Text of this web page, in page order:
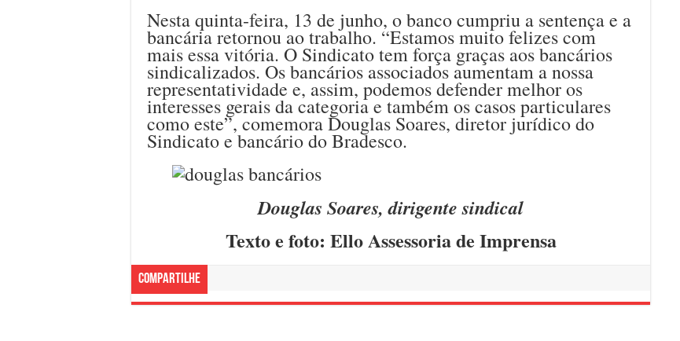
Nesta quinta-feira, 13 de junho, o banco cumpriu a sentença e a
bancária retornou ao trabalho. “Estamos muito felizes com
mais essa vitória. O Sindicato tem força graças aos bancários
sindicalizados. Os bancários associados aumentam a nossa
representatividade e, assim, podemos defender melhor os
interesses gerais da categoria e também os casos particulares
como este”, comemora Douglas Soares, diretor jurídico do
Sindicato e bancário do Bradesco.
Douglas Soares, dirigente sindical
Texto e foto: Ello Assessoria de Imprensa
Compartilhe